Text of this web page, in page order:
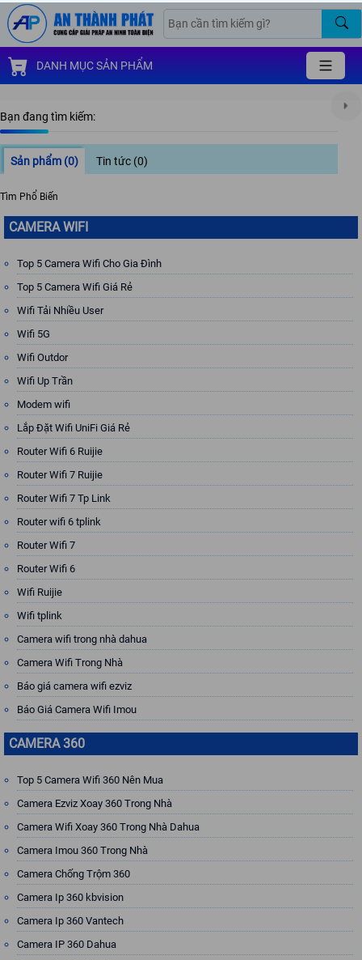
DANH MỤC SẢN PHẨM
Bạn đang tìm kiếm:
Sản phẩm (0) Tin tức (0)
Tìm Phổ Biến
CAMERA WIFI
Top 5 Camera Wifi Cho Gia Đình
Top 5 Camera Wifi Giá Rẻ
Wifi Tải Nhiều User
Wifi 5G
Wifi Outdor
Wifi Up Trần
Modem wifi
Lắp Đặt Wifi UniFi Giá Rẻ
Router Wifi 6 Ruijie
Router Wifi 7 Ruijie
Router Wifi 7 Tp Link
Router wifi 6 tplink
Router Wifi 7
Router Wifi 6
Wifi Ruijie
Wifi tplink
Camera wifi trong nhà dahua
Camera Wifi Trong Nhà
Báo giá camera wifi ezviz
Báo Giá Camera Wifi Imou
CAMERA 360
Top 5 Camera Wifi 360 Nên Mua
Camera Ezviz Xoay 360 Trong Nhà
Camera Wifi Xoay 360 Trong Nhà Dahua
Camera Imou 360 Trong Nhà
Camera Chống Trộm 360
Camera Ip 360 kbvision
Camera Ip 360 Vantech
Camera IP 360 Dahua